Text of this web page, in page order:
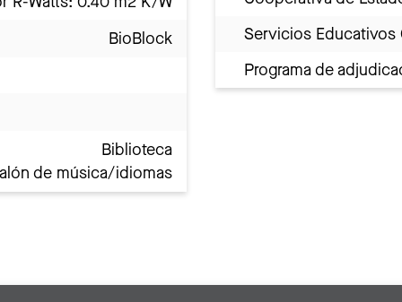
BioBlock
Biblioteca
de música/idiomas
Servicios Educativos
Programa de